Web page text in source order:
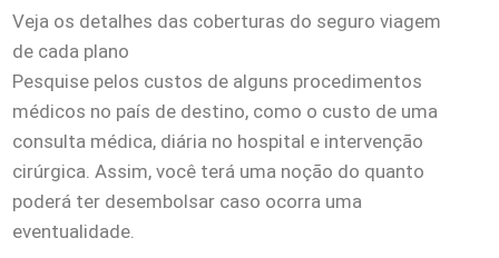
Veja os detalhes das coberturas do seguro viagem
de cada plano
Pesquise pelos custos de alguns procedimentos
médicos no país de destino, como o custo de uma
consulta médica, diária no hospital e intervenção
cirúrgica. Assim, você terá uma noção do quanto
poderá ter desembolsar caso ocorra uma
eventualidade.